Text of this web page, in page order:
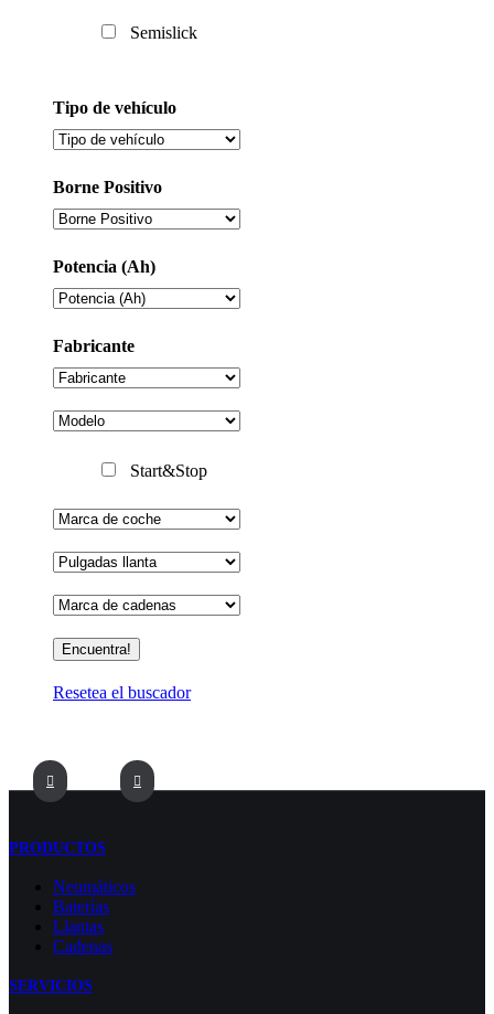
Semislick
Tipo de vehículo
Borne Positivo
Potencia (Ah)
Fabricante
Start&Stop
Resetea el buscador
PRODUCTOS
Neumáticos
Baterías
Llantas
Cadenas
SERVICIOS